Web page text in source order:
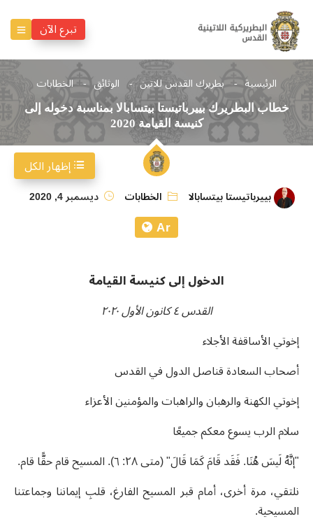
تبرع الآن
الرئيسية بطريرك القدس للاتين الوثائق الخطابات
خطاب البطريرك بييرباتيستا بيتسابالا بمناسبة دخوله إلى
كنيسة القيامة 2020
بييرباتيستا بيتسابالا الخطابات ديسمبر 4, 2020
Ar
الدخول إلى كنيسة القيامة
القدس ٤ كانون الأول ٢٠٢٠
إخوتي الأساقفة الأجلاء
أصحاب السعادة قناصل الدول في القدس
إخوتي الكهنة والرهبان والراهبات والمؤمنين الأعزاء
سلام الرب يسوع معكم جميعًا
"إنَّهُ لَيسَ هُنَا. فَقَد قَامَ كَمَا قَالَ" (متى ٢٨: ٦). المسيح قام حقًّا قام.
نلتقي، مرة أخرى، أمام قبر المسيح الفارغ، قلبِ إيماننا وجماعتنا
المسيحية.
إظهار الكل